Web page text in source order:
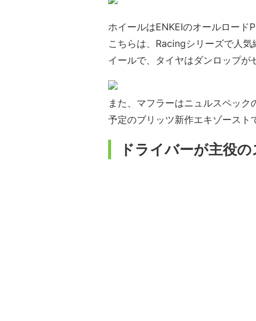
ホイールはENKEIのオールロード
こちらは、Racingシリーズで人
イールで、タイヤはダンロップが
また、マフラーはニュルスペッ
予定のブリッツ新作エキゾースト
ドライバーが主役